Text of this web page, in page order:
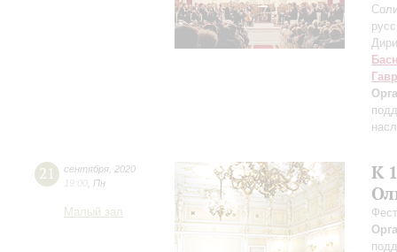
21 сентября 2020
19:00 Пн
Малый зал
К